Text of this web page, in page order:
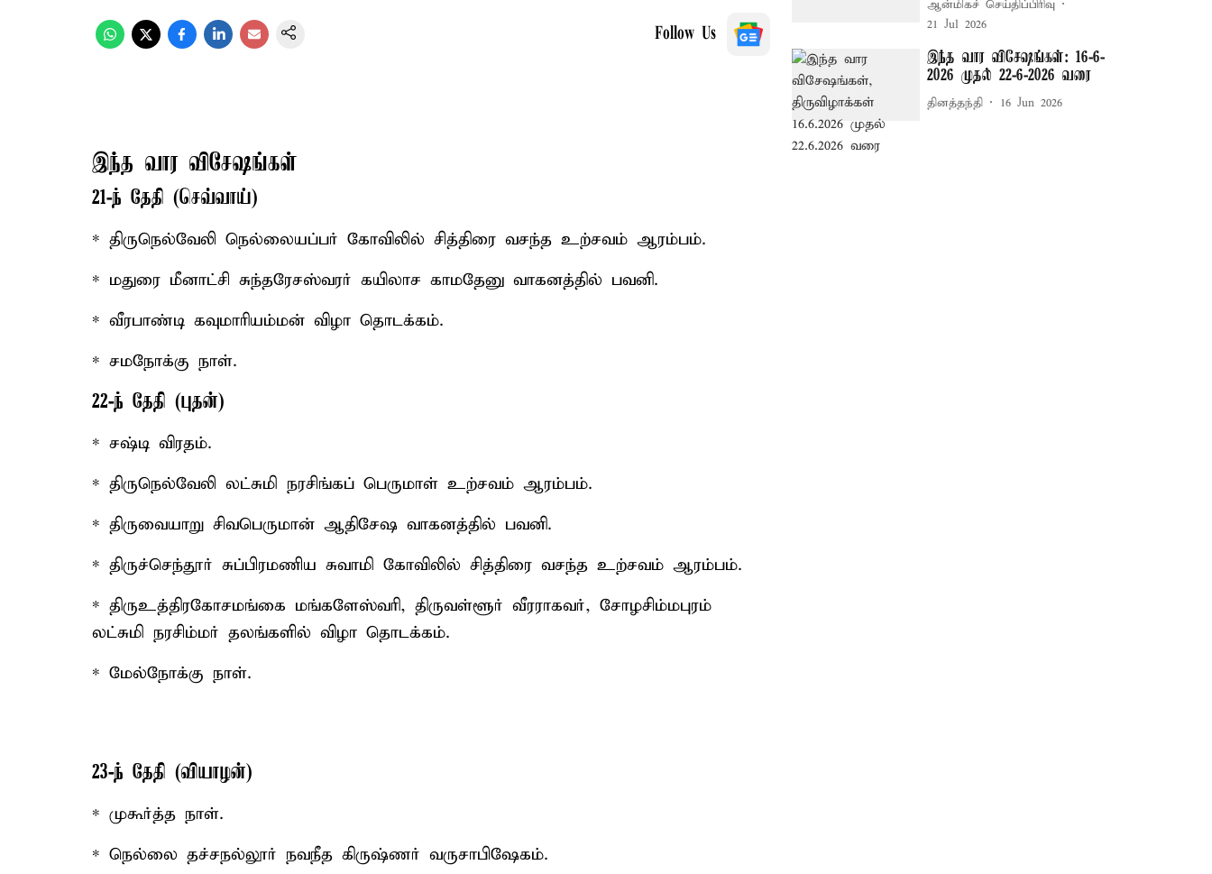
Follow Us
இந்த வார விசேஷங்கள்
21-ந் தேதி (செவ்வாய்)
* திருநெல்வேலி நெல்லையப்பர் கோவிலில் சித்திரை வசந்த உற்சவம் ஆரம்பம்.
* மதுரை மீனாட்சி சுந்தரேசஸ்வரர் கயிலாச காமதேனு வாகனத்தில் பவனி.
* வீரபாண்டி கவுமாரியம்மன் விழா தொடக்கம்.
* சமநோக்கு நாள்.
22-ந் தேதி (புதன்)
* சஷ்டி விரதம்.
* திருநெல்வேலி லட்சுமி நரசிங்கப் பெருமாள் உற்சவம் ஆரம்பம்.
* திருவையாறு சிவபெருமான் ஆதிசேஷ வாகனத்தில் பவனி.
* திருச்செந்தூர் சுப்பிரமணிய சுவாமி கோவிலில் சித்திரை வசந்த உற்சவம் ஆரம்பம்.
* திருஉத்திரகோசமங்கை மங்களேஸ்வரி, திருவள்ளூர் வீரராகவர், சோழசிம்மபுரம்
லட்சுமி நரசிம்மர் தலங்களில் விழா தொடக்கம்.
* மேல்நோக்கு நாள்.
23-ந் தேதி (வியாழன்)
* முகூர்த்த நாள்.
* நெல்லை தச்சநல்லூர் நவநீத கிருஷ்ணர் வருசாபிஷேகம்.
ஆன்மிகச் செய்திப்பிரிவு
21 Jul 2026
இந்த வார விசேஷங்கள்: 16-6-
2026 முதல் 22-6-2026 வரை
தினத்தந்தி 16 Jun 2026